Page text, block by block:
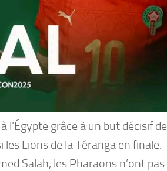
l’Égypte grâce à un but décisif de
Lions de la Téranga en finale.
Salah, les Pharaons n’ont pas